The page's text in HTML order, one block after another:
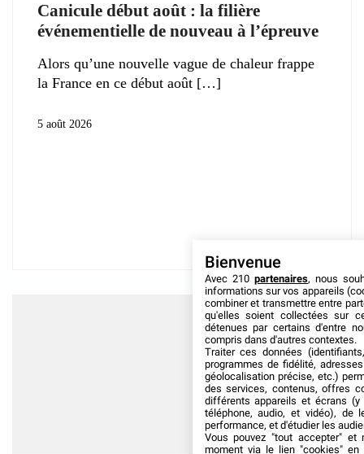
Canicule début août : la filière
événementielle de nouveau à l’épreuve
Alors qu’une nouvelle vague de chaleur frappe
la France en ce début août
5 août 2026
Bienvenue
Avec 210 partenaires, nous
informations sur vos appareils
combiner et transmettre entre
qu'elles soient collectées sur
détenues par certains d'entre
compris dans d'autres contextes.
Traiter ces données
programmes de fidélité,
géolocalisation précise, etc.)
des services, contenus, offres
différents appareils et écrans (y
téléphone, audio, et vidéo), de
performance, et d'étudier les
Vous pouvez "tout accepter" et
moment via le lien "cookies" en